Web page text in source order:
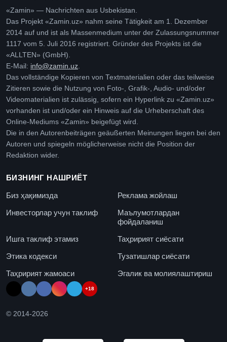
«Zamin» — Nachrichten aus Usbekistan.
Das Projekt «Zamin.uz» nahm seine Tätigkeit am 1. Dezember
2014 auf und ist als Massenmedium unter der Zulassungsnummer
1117 vom 5. Juli 2016 registriert. Gründer des Projekts ist die
«ALLTEN» (GmbH).
E-Mail: info@zamin.uz
Das vollständige Kopieren von Textmaterialien oder das teilweise
Zitieren sowie die Nutzung von Foto-, Grafik-, Audio- und/oder
Videomaterialien ist zulässig, sofern ein Hyperlink zu «Zamin.uz»
vorhanden ist und/oder ein Hinweis auf die Urheberschaft des
Online-Mediums «Zamin» beigefügt wird.
Die in den Autorenbeiträgen geäußerten Meinungen liegen bei den
Autoren und spiegeln möglicherweise nicht die Position der
Redaktion wider.
БИЗНИНГ НАШРИЁТ
Биз ҳақимизда
Реклама жойлаш
Инвесторлар учун таклиф
Маълумотлардан
фойдаланиш
Ишга таклиф этамиз
Таҳририят сиёсати
Этика кодекси
Тузатишлар сиёсати
Таҳририят жамоаси
Эгалик ва молиялаштириш
+18
© 2014-2026